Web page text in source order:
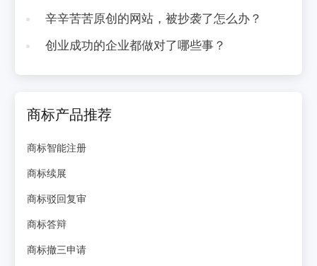
辛辛苦苦原创的网站，被抄袭了怎么办？
创业成功的企业都做对了哪些事？
商标产品推荐
商标智能注册
商标续展
商标驳回复审
商标答辩
商标撤三申请